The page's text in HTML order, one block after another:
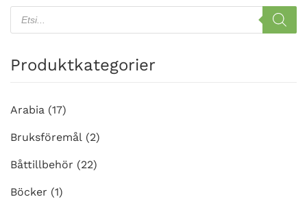
flera
olika
alternativen
produktsidan
Products
search
Produktkategorier
Arabia (17)
Bruksföremål (2)
Båttillbehör (22)
Böcker (1)